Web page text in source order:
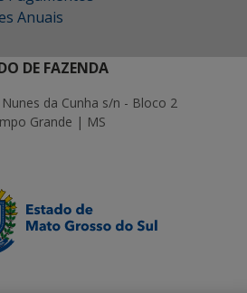
Anuais
DE FAZENDA
da Cunha s/n - Bloco 2
Grande | MS